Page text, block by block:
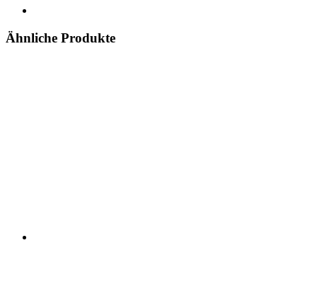
Ähnliche Produkte